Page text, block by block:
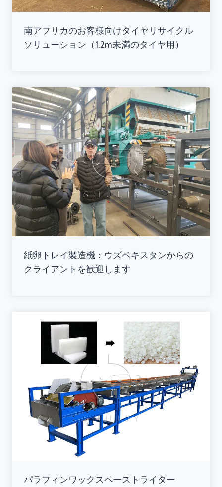
南アフリカのお客様向けタイヤリサイクル
ソリューション（1.2m未満のタイヤ用）
紙卵トレイ製造機：ウズベキスタンからの
クライアントを歓迎します
パラフィンワックスペーストライター